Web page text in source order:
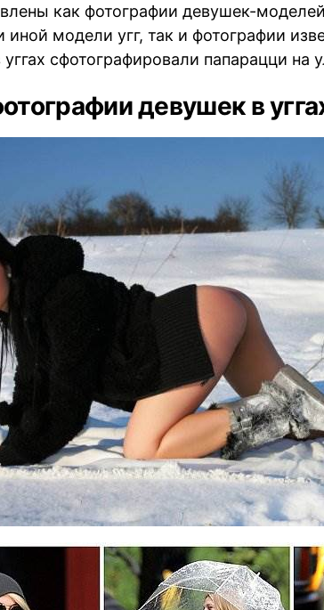
как фотографии девушек-
иной модели угг, так и фотографии
сфотографировали папарацци на
девушек в